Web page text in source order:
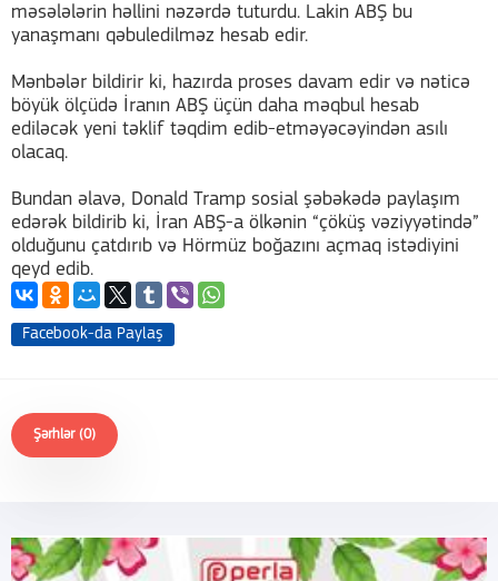
məsələlərin həllini nəzərdə tuturdu. Lakin ABŞ bu
yanaşmanı qəbuledilməz hesab edir.
Mənbələr bildirir ki, hazırda proses davam edir və nəticə
böyük ölçüdə İranın ABŞ üçün daha məqbul hesab
ediləcək yeni təklif təqdim edib-etməyəcəyindən asılı
olacaq.
Bundan əlavə, Donald Tramp sosial şəbəkədə paylaşım
edərək bildirib ki, İran ABŞ-a ölkənin “çöküş vəziyyətində”
olduğunu çatdırıb və Hörmüz boğazını açmaq istədiyini
qeyd edib.
Facebook-da Paylaş
Şərhlər (0)